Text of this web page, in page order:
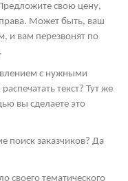
свою цену,
Может быть, ваш
и вам перезвонят по
с нужными
текст? Тут же
вы сделаете это
поиск заказчиков? Да
своего тематического